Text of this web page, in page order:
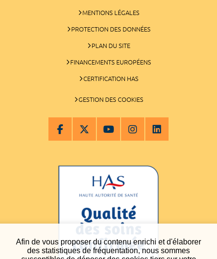
Afin de vous proposer du contenu enrichi et d'élaborer
des statistiques de fréquentation, nous sommes
MENTIONS LÉGALES
PROTECTION DES DONNÉES
PLAN DU SITE
FINANCEMENTS EUROPÉENS
CERTIFICATION HAS
GESTION DES COOKIES